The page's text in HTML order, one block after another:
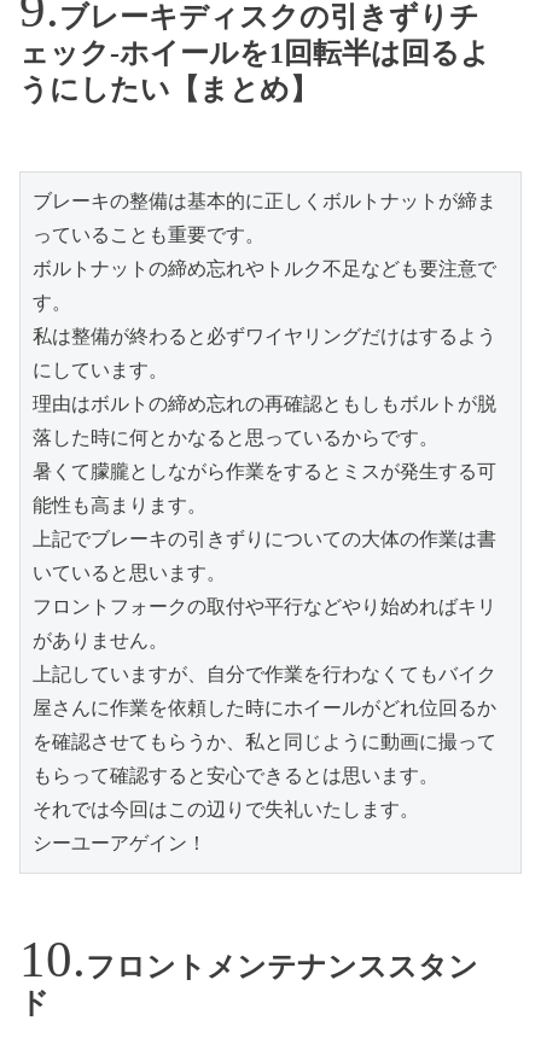
ブレーキディスクの引きずりチ
ェック-ホイールを1回転半は回るよ
うにしたい【まとめ】
ブレーキの整備は基本的に正しくボルトナットが締ま
っていることも重要です。
ボルトナットの締め忘れやトルク不足なども要注意で
す。
私は整備が終わると必ずワイヤリングだけはするよう
にしています。
理由はボルトの締め忘れの再確認ともしもボルトが脱
落した時に何とかなると思っているからです。
暑くて朦朧としながら作業をするとミスが発生する可
能性も高まります。
上記でブレーキの引きずりについての大体の作業は書
いていると思います。
フロントフォークの取付や平行などやり始めればキリ
がありません。
上記していますが、自分で作業を行わなくてもバイク
屋さんに作業を依頼した時にホイールがどれ位回るか
を確認させてもらうか、私と同じように動画に撮って
もらって確認すると安心できるとは思います。
それでは今回はこの辺りで失礼いたします。
シーユーアゲイン！
フロントメンテナンススタン
ド